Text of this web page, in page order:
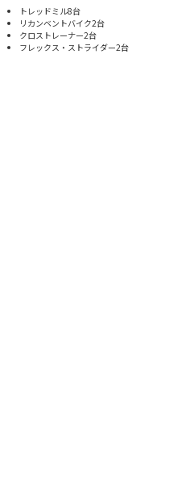
トレッドミル8台
リカンベントバイク2台
クロストレーナー2台
フレックス・ストライダー2台